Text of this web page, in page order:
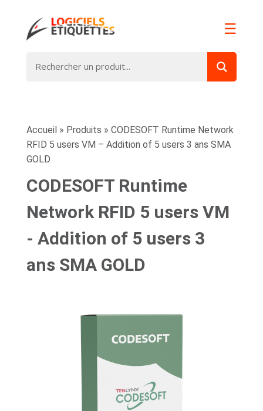
☰
Accueil » Produits » CODESOFT Runtime Network
RFID 5 users VM – Addition of 5 users 3 ans SMA
GOLD
CODESOFT Runtime
Network RFID 5 users VM
- Addition of 5 users 3
ans SMA GOLD